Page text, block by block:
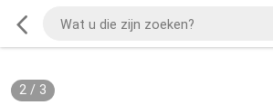
2/ 3